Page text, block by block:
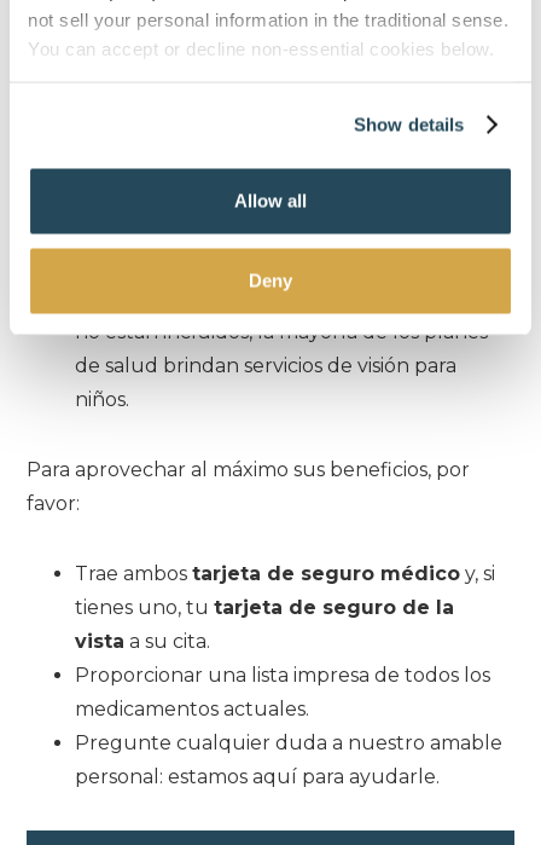
not sell your personal information in the traditional sense.
You can accept or decline non-essential cookies below.
Show details
Allow all
Deny
Seguro de la vistaLe ayuda a mejorar su
visión diaria. Suele cubrir exámenes de la
contacto y otros servicios de la vista.
cubrir ciertos servicios médicos pero no
pruebas de refracción de rutina para
Incluso si los beneficios de visión para adultos
no están incluidos, la mayoría de los planes
de salud brindan servicios de visión para
niños.
Para aprovechar al máximo sus beneficios, por
favor:
Trae ambostarjeta de seguro médico y, si
tienes uno, tutarjeta de seguro de la
vista a su cita.
Proporcionar una lista impresa de todos los
medicamentos actuales.
Pregunte cualquier duda a nuestro amable
personal: estamos aquí para ayudarle.